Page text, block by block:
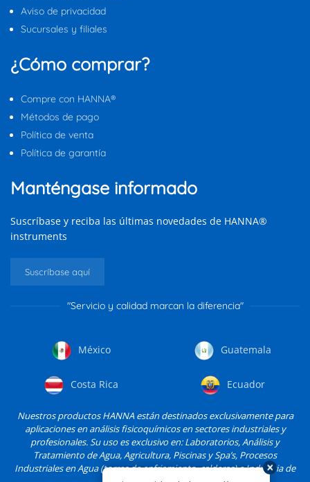
Aviso de privacidad
Sucursales y filiales
¿Cómo comprar?
Compre con HANNA®
Métodos de pago
Política de venta
Política de garantía
Manténgase informado
Suscríbase y reciba las últimas novedades de HANNA®
instruments
Suscríbase aquí
"Servicio y calidad marcan la diferencia"
México Guatemala
Costa Rica Ecuador
Nuestros productos HANNA están destinados exclusivamente para
aplicaciones en análisis fisicoquímicos en sectores industriales y
profesionales. Su uso es exclusivo en: Laboratorios, Análisis y
Tratamiento de Agua, Agricultura, Piscinas y Spa’s, Procesos
Industriales en Agua (torres de enfriamiento, calderas) e Industria de